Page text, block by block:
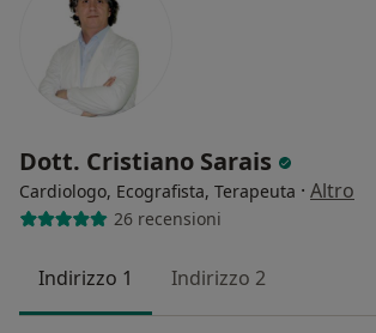
Dott. Cristiano Sarais
Cardiologo, Ecografista, Terapeuta · Altro
26 recensioni
Indirizzo 1 Indirizzo 2